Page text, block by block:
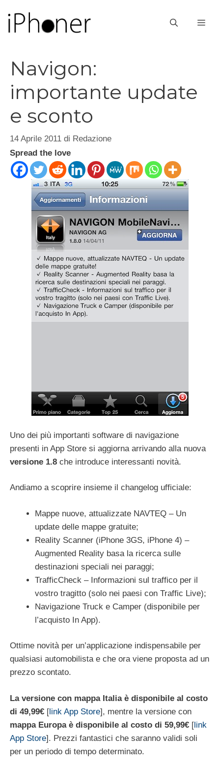
contenuto
Navigon:
importante update
e sconto
14 Aprile 2011 di Redazione
Spread the love
Uno dei più importanti software di navigazione
presenti in App Store si aggiorna arrivando alla nuova
versione 1.8 che introduce interessanti novità.
Andiamo a scoprire insieme il changelog ufficiale:
Mappe nuove, attualizzate NAVTEQ – Un
update delle mappe gratuite;
Reality Scanner (iPhone 3GS, iPhone 4) –
Augmented Reality basa la ricerca sulle
destinazioni speciali nei paraggi;
TrafficCheck – Informazioni sul traffico per il
vostro tragitto (solo nei paesi con Traffic Live);
Navigazione Truck e Camper (disponibile per
l’acquisto In App).
Ottime novità per un’applicazione indispensabile per
qualsiasi automobilista e che ora viene proposta ad un
prezzo scontato.
La versione con mappa Italia è disponibile al costo
di 49,99€ [link App Store], mentre la versione con
mappa Europa è disponibile al costo di 59,99€ [link
App Store]. Prezzi fantastici che saranno validi soli
per un periodo di tempo determinato.